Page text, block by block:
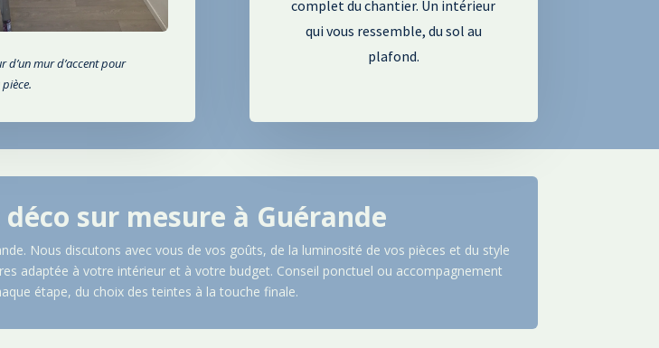
d’un mur d’accent pour
complet du chantier. Un intérieur
qui vous ressemble, du sol au
plafond.
sur mesure à Guérande
. Nous discutons avec vous de vos goûts, de la luminosité de vos pièces et du style
adaptée à votre intérieur et à votre budget. Conseil ponctuel ou accompagnement
étape, du choix des teintes à la touche finale.